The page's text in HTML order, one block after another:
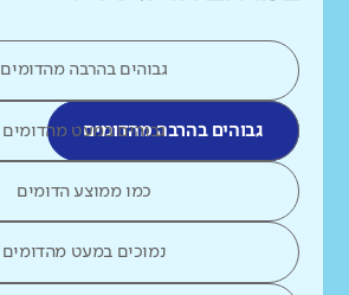
גבוהים בהרבה מהדומים
גבוהים בהרבה מהדומיםגבוהים במעט מהדומים
כמו ממוצע הדומים
נמוכים במעט מהדומים